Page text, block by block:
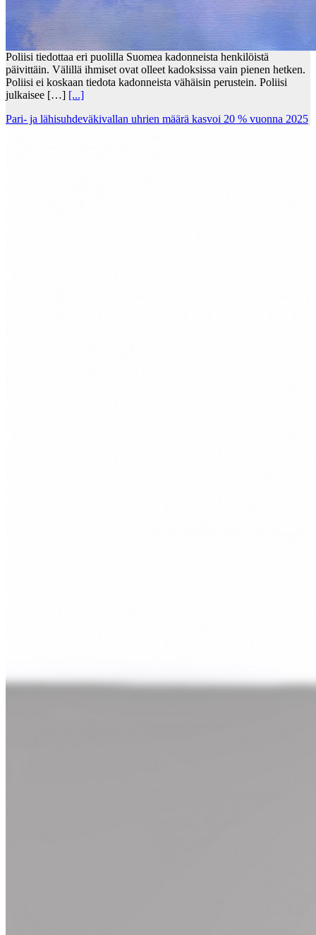
Poliisi tiedottaa eri puolilla Suomea kadonneista henkilöistä
päivittäin. Välillä ihmiset ovat olleet kadoksissa vain pienen hetken.
Poliisi ei koskaan tiedota kadonneista vähäisin perustein. Poliisi
julkaisee […] [...]
Pari- ja lähisuhdeväkivallan uhrien määrä kasvoi 20 % vuonna 2025